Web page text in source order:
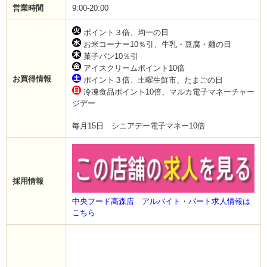
営業時間 9:00-20:00
お買得情報
ポイント３倍、均一の日
お米コーナー10％引、牛乳・豆腐・麺の日
菓子パン10％引
アイスクリームポイント10倍
ポイント３倍、土曜生鮮市、たまごの日
冷凍食品ポイント10倍、マルカ電子マネーチャー
ジデー
毎月15日 シニアデー電子マネー10倍
採用情報
中央フード高森店 アルバイト・パート求人情報は
こちら